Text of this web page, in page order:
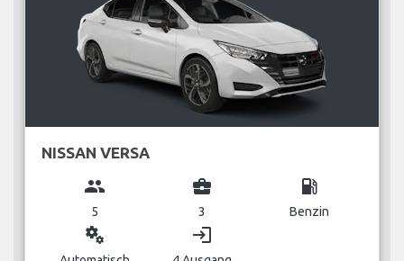
NISSAN VERSA
group
5
business_center
3
local_gas_station
Benzin
miscellaneous_services login